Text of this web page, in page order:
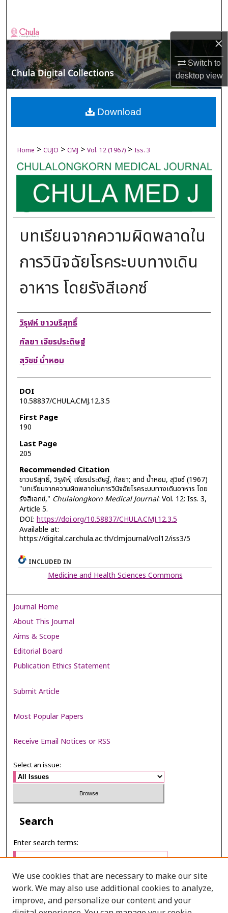
×
Switch to
desktopview
Browse Collections
My Account
About
Digital Commons Network™
Home > CUJO > CMJ > Vol. 12 (1967) > Iss. 3
บทเรียนจากความผิดพลาดใน
การวินิจฉัยโรคระบบทางเดิน
อาหาร โดยรังสีเอกซ์
Authors
วิรุฬห์ ขาวบริสุทธิ์
กัลยา เจียรประดิษฐ์
สุวิชช์ น้ำหอม
DOI
10.58837/CHULA.CMJ.12.3.5
First Page
190
Last Page
205
Recommended Citation
ขาวบริสุทธิ์, วิรุฬห์; เจียรประดิษฐ์, กัลยา; and น้ำหอม, สุวิชช์ (1967)
"บทเรียนจากความผิดพลาดในการวินิจฉัยโรคระบบทางเดินอาหาร โดย
รังสีเอกซ์," Chulalongkorn Medical Journal: Vol. 12: Iss. 3,
Article 5.
DOI: https://doi.org/10.58837/CHULA.CMJ.12.3.5
Available at:
https://digital.car.chula.ac.th/clmjournal/vol12/iss3/5
Download
INCLUDED IN
Medicine and Health Sciences Commons
Journal Home
About This Journal
Aims & Scope
Editorial Board
Publication Ethics Statement
Submit Article
Most Popular Papers
Receive Email Notices or RSS
Select an issue:
Search
Enter search terms:
Select context to search:
We use cookies that are necessary to make our site
work. We may also use additional cookies to analyze,
improve, and personalize our content and your